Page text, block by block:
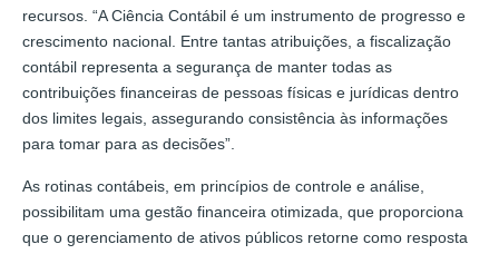
recursos. “A Ciência Contábil é um instrumento de progresso e
crescimento nacional. Entre tantas atribuições, a fiscalização
contábil representa a segurança de manter todas as
contribuições financeiras de pessoas físicas e jurídicas dentro
dos limites legais, assegurando consistência às informações
para tomar para as decisões”.
As rotinas contábeis, em princípios de controle e análise,
possibilitam uma gestão financeira otimizada, que proporciona
que o gerenciamento de ativos públicos retorne como resposta